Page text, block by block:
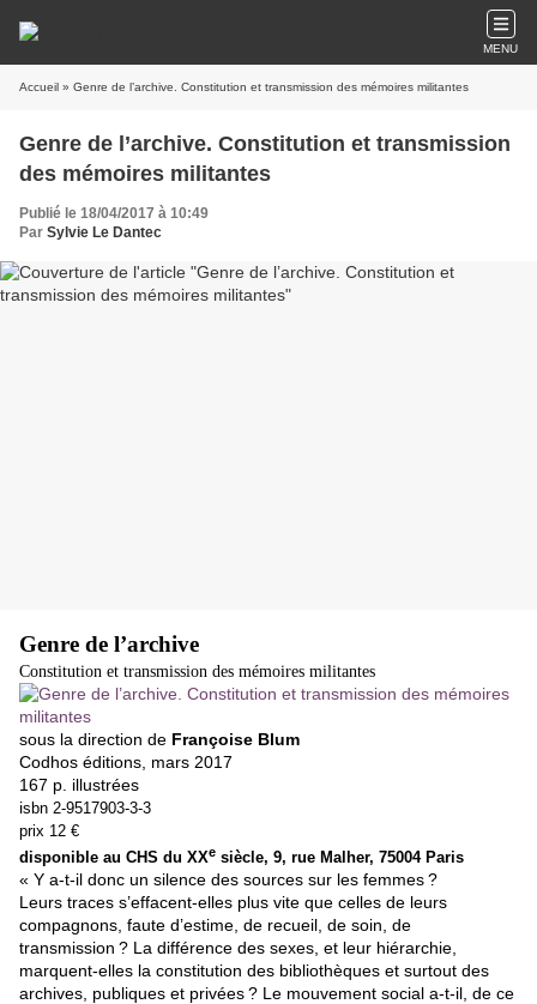
MENU
Accueil » Genre de l’archive. Constitution et transmission des mémoires militantes
Genre de l’archive. Constitution et transmission
des mémoires militantes
Publié le 18/04/2017 à 10:49
Par Sylvie Le Dantec
Genre de l’archive
Constitution et transmission des mémoires militantes
sous la direction de Françoise Blum
Codhos éditions, mars 2017
167 p. illustrées
isbn 2-9517903-3-3
prix 12 €
disponible au CHS du XXe siècle, 9, rue Malher, 75004 Paris
« Y a-t-il donc un silence des sources sur les femmes ?
Leurs traces s’effacent-elles plus vite que celles de leurs
compagnons, faute d’estime, de recueil, de soin, de
transmission ? La différence des sexes, et leur hiérarchie,
marquent-elles la constitution des bibliothèques et surtout des
archives, publiques et privées ? Le mouvement social a-t-il, de ce